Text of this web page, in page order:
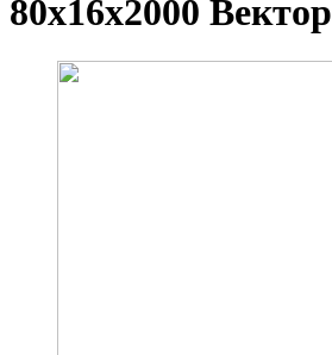
80х16х2000 Вектор